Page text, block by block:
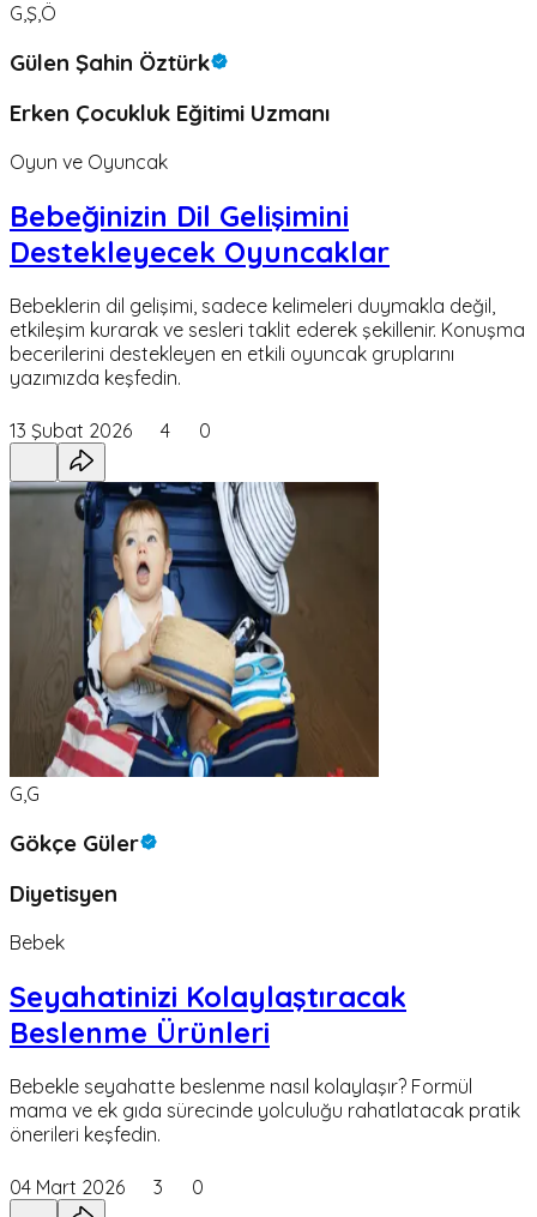
G,Ş,Ö
Gülen Şahin Öztürk
Erken Çocukluk Eğitimi Uzmanı
Oyun ve Oyuncak
Bebeğinizin Dil Gelişimini
Destekleyecek Oyuncaklar
Bebeklerin dil gelişimi, sadece kelimeleri duymakla değil,
etkileşim kurarak ve sesleri taklit ederek şekillenir. Konuşma
becerilerini destekleyen en etkili oyuncak gruplarını
yazımızda keşfedin.
13 Şubat 2026 4 0
G,G
Gökçe Güler
Diyetisyen
Bebek
Seyahatinizi Kolaylaştıracak
Beslenme Ürünleri
Bebekle seyahatte beslenme nasıl kolaylaşır? Formül
mama ve ek gıda sürecinde yolculuğu rahatlatacak pratik
önerileri keşfedin.
04 Mart 2026 3 0